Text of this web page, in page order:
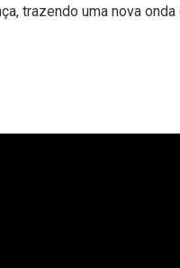
trazendo uma nova